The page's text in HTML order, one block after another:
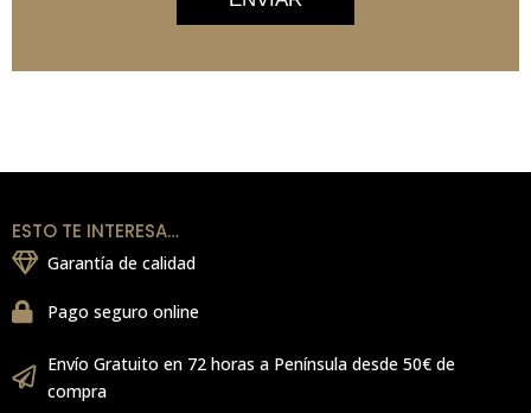
ESTO TE INTERESA…
Garantía de calidad
Pago seguro online
Envío Gratuito en 72 horas a Península desde 50€ de
compra